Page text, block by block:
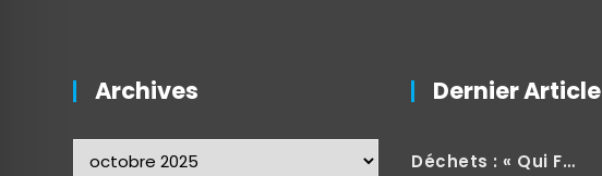
Archives Dernier Article
Déchets : « Qui Fait Quoi »